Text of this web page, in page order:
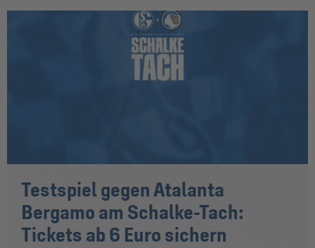
Testspiel gegen Atalanta
Bergamo am Schalke-Tach:
Tickets ab 6 Euro sichern